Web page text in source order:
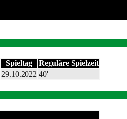
Spieltag
Reguläre Spielzeit
29.10.2022 40'